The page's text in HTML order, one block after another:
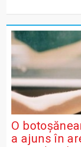
O
a ajuns în